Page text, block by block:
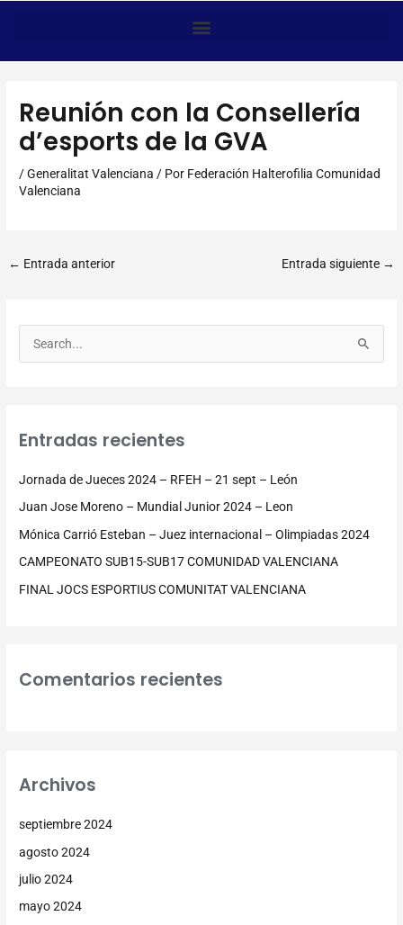
Reunión con la Consellería
d’esports de la GVA
/Generalitat Valenciana / Por Federación Halterofilia Comunidad
Valenciana
← Entrada anterior Entrada siguiente →
a
r
:
Entradas recientes
Jornada de Jueces 2024 – RFEH – 21 sept – León
Juan Jose Moreno – Mundial Junior 2024 – Leon
Mónica Carrió Esteban – Juez internacional – Olimpiadas 2024
CAMPEONATO SUB15-SUB17 COMUNIDAD VALENCIANA
FINAL JOCS ESPORTIUS COMUNITAT VALENCIANA
Comentarios recientes
Archivos
septiembre 2024
agosto 2024
julio 2024
mayo 2024